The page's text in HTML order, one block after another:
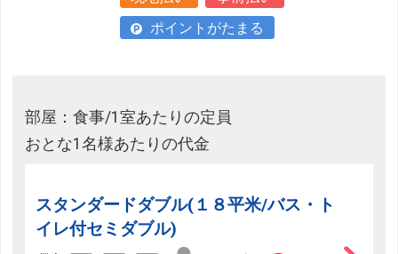
ポイントがたまる
部屋：食事/1室あたりの定員
おとな1名様あたりの代金
スタンダードダブル(１８平米/バス・ト
イレ付セミダブル)